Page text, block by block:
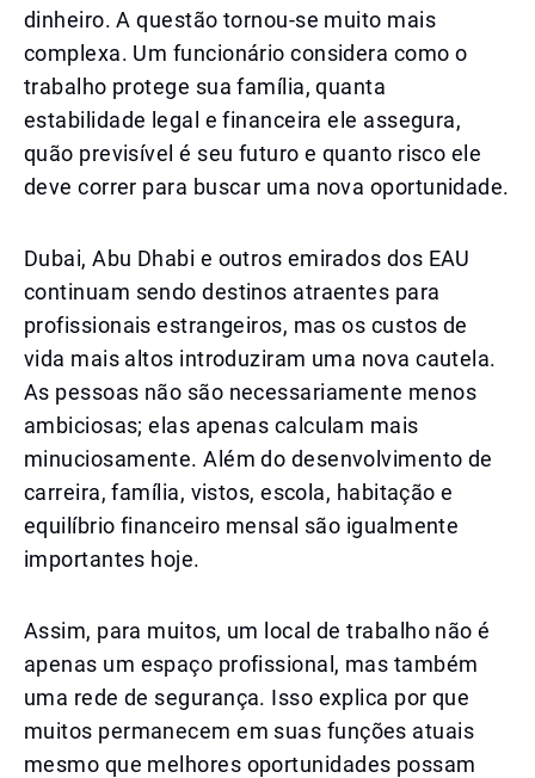
dinheiro. A questão tornou-se muito mais
complexa. Um funcionário considera como o
trabalho protege sua família, quanta
estabilidade legal e financeira ele assegura,
quão previsível é seu futuro e quanto risco ele
deve correr para buscar uma nova oportunidade.
Dubai, Abu Dhabi e outros emirados dos EAU
continuam sendo destinos atraentes para
profissionais estrangeiros, mas os custos de
vida mais altos introduziram uma nova cautela.
As pessoas não são necessariamente menos
ambiciosas; elas apenas calculam mais
minuciosamente. Além do desenvolvimento de
carreira, família, vistos, escola, habitação e
equilíbrio financeiro mensal são igualmente
importantes hoje.
Assim, para muitos, um local de trabalho não é
apenas um espaço profissional, mas também
uma rede de segurança. Isso explica por que
muitos permanecem em suas funções atuais
mesmo que melhores oportunidades possam